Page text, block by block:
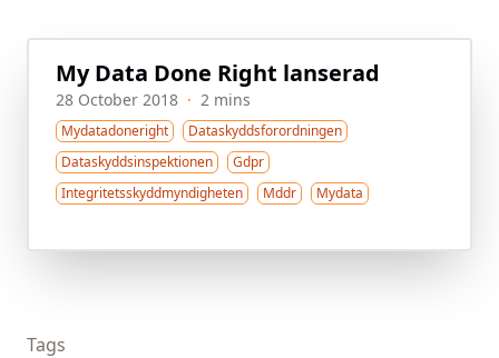
My Data Done Right lanserad
28 October 2018 · 2 mins
Mydatadoneright
Dataskyddsforordningen
Dataskyddsinspektionen
Gdpr
Integritetsskyddmyndigheten
Mddr Mydata
Tags